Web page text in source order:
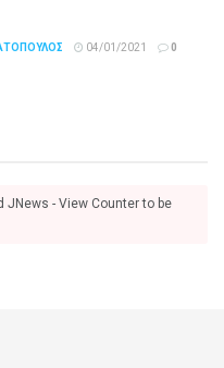
04/01/2021 0
JNews - View Counter to be